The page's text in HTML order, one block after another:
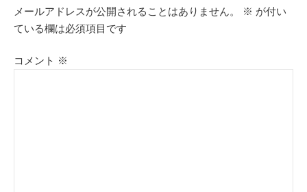
メールアドレスが公開されることはありません。 ※ が付い
ている欄は必須項目です
コメント ※